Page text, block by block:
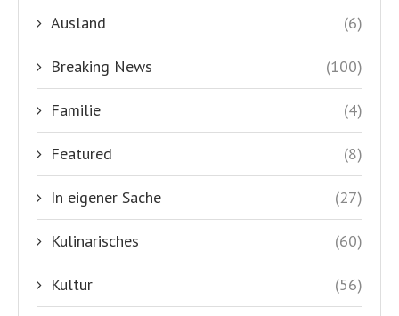
Ausland (6)
Breaking News (100)
Familie (4)
Featured (8)
In eigener Sache (27)
Kulinarisches (60)
Kultur (56)